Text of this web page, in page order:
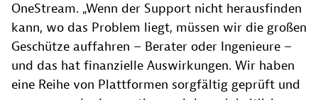
OneStream. „Wenn der Support nicht herausfinden
kann, wo das Problem liegt, müssen wir die großen
Geschütze auffahren – Berater oder Ingenieure –
und das hat finanzielle Auswirkungen. Wir haben
eine Reihe von Plattformen sorgfältig geprüft und